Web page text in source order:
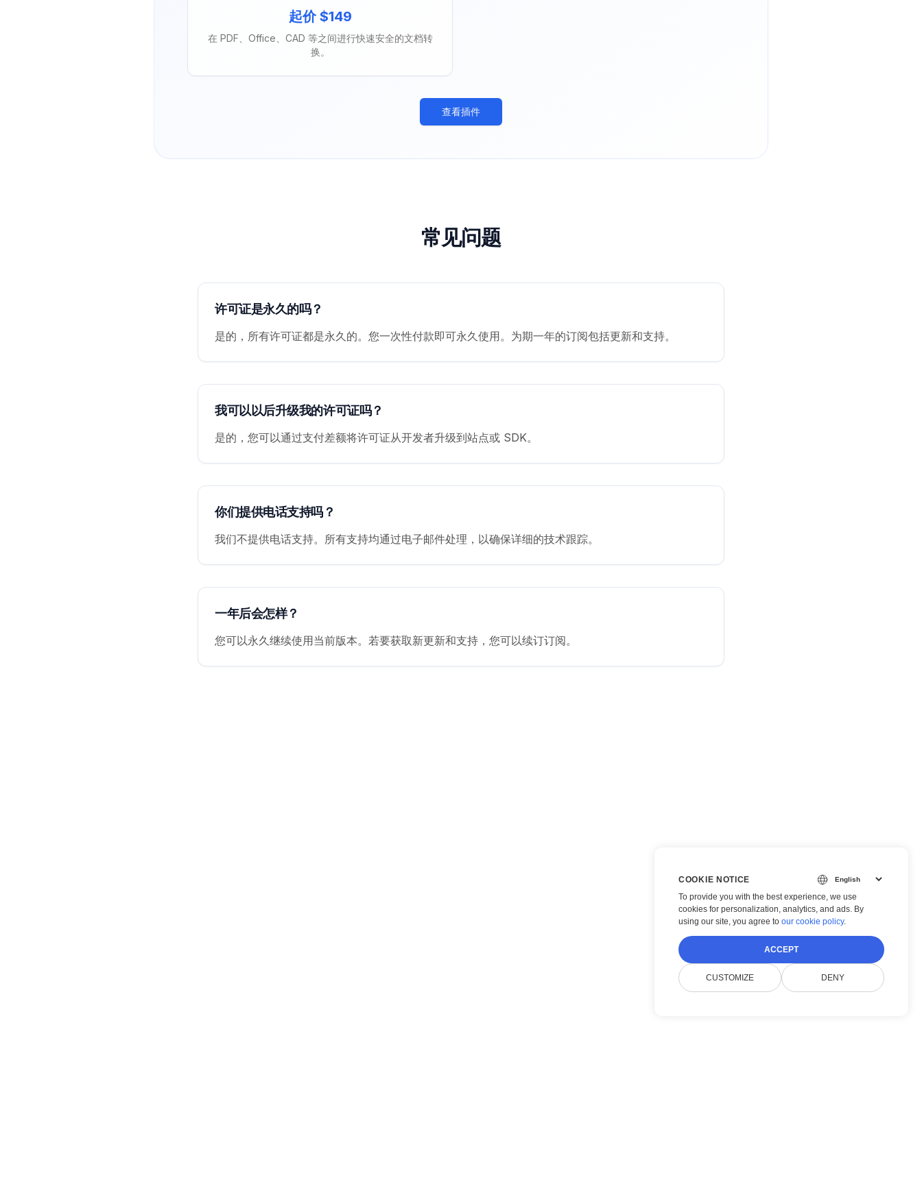
起价 $149
在 PDF、Office、CAD 等之间进行快速安全的文档转
换。
查看插件
常见问题
许可证是永久的吗？
是的，所有许可证都是永久的。您一次性付款即可永久使用。为期一年的订阅包括更新和支持。
我可以以后升级我的许可证吗？
是的，您可以通过支付差额将许可证从开发者升级到站点或 SDK。
你们提供电话支持吗？
我们不提供电话支持。所有支持均通过电子邮件处理，以确保详细的技术跟踪。
一年后会怎样？
您可以永久继续使用当前版本。若要获取新更新和支持，您可以续订订阅。
COOKIE NOTICE
To provide you with the best experience, we use
cookies for personalization, analytics, and ads. By
using our site, you agree to our cookie policy.
ACCEPT
CUSTOMIZE DENY